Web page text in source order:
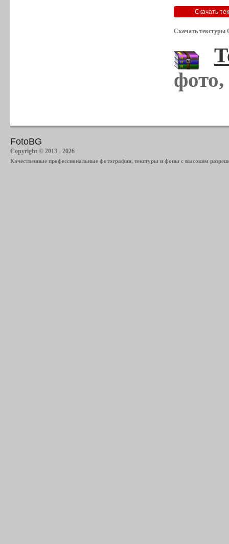
Скачать текстуры
FotoBG
Copyright © 2013 - 2026
Качественные профессиональные фотографии, текстуры и фоны с высоким